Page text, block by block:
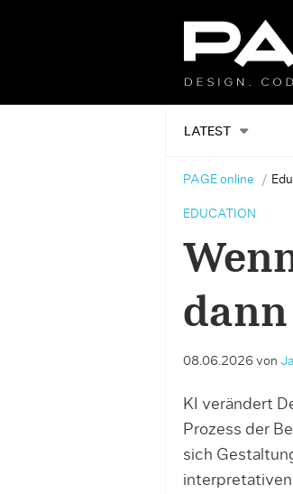
LATEST
PAGE online
EDUCATION
dann
08.06.2026 von
KI verändert
Prozess der
sich